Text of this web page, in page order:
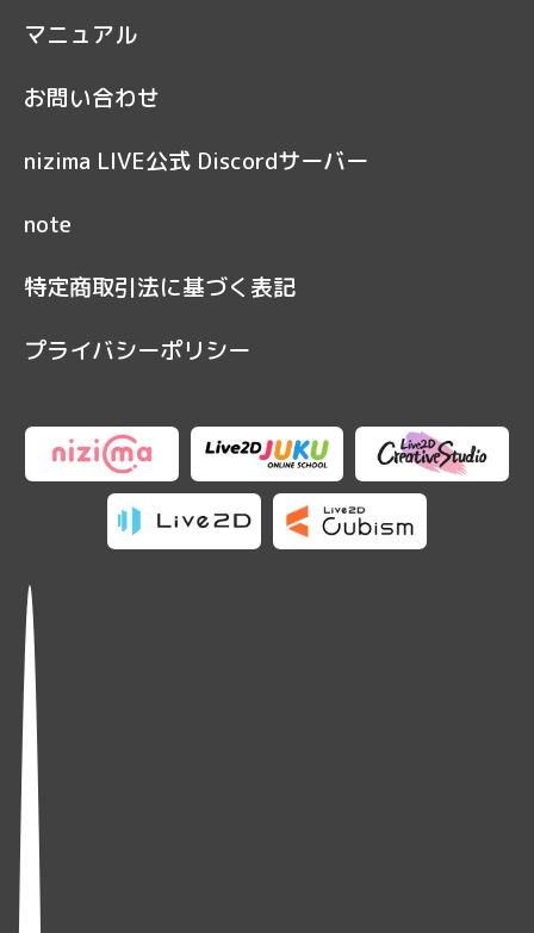
マニュアル
お問い合わせ
nizima LIVE公式 Discordサーバー
note
特定商取引法に基づく表記
プライバシーポリシー